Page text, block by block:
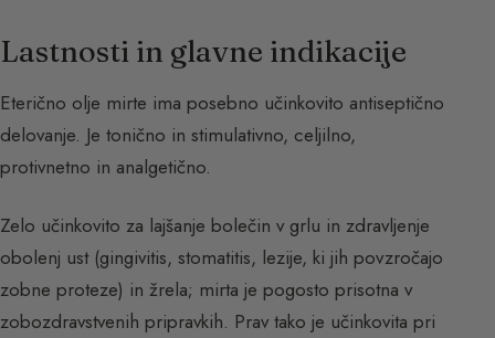
Lastnosti in glavne indikacije
Eterično olje mirte ima posebno učinkovito antiseptično
delovanje. Je tonično in stimulativno, celjilno,
protivnetno in analgetično.
Zelo učinkovito za lajšanje bolečin v grlu in zdravljenje
obolenj ust (gingivitis, stomatitis, lezije, ki jih povzročajo
zobne proteze) in žrela; mirta je pogosto prisotna v
zobozdravstvenih pripravkih. Prav tako je učinkovita pri